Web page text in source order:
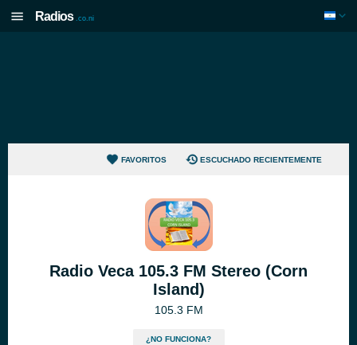
Radios .co.ni
FAVORITOS ESCUCHADO RECIENTEMENTE
Radio Veca 105.3 FM Stereo (Corn
Island)
105.3 FM
¿NO FUNCIONA?